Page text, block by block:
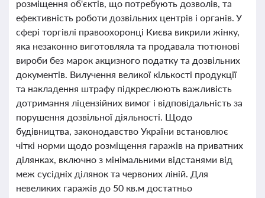
розміщення об'єктів, що потребують дозволів, та
ефективність роботи дозвільних центрів і органів. У
сфері торгівлі правоохоронці Києва викрили жінку,
яка незаконно виготовляла та продавала тютюнові
вироби без марок акцизного податку та дозвільних
документів. Вилучення великої кількості продукції
та накладення штрафу підкреслюють важливість
дотримання ліцензійних вимог і відповідальність за
порушення дозвільної діяльності. Щодо
будівництва, законодавство України встановлює
чіткі норми щодо розміщення гаражів на приватних
ділянках, включно з мінімальними відстанями від
меж сусідніх ділянок та червоних ліній. Для
невеликих гаражів до 50 кв.м достатньо